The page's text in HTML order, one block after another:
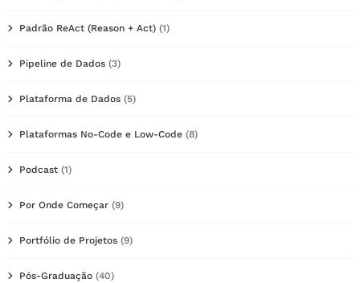
Padrão ReAct (Reason + Act) (1)
Pipeline de Dados (3)
Plataforma de Dados (5)
Plataformas No-Code e Low-Code (8)
Podcast (1)
Por Onde Começar (9)
Portfólio de Projetos (9)
Pós-Graduação (40)